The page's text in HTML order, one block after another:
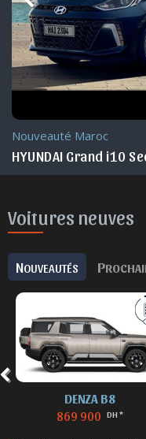
Nouveauté Maroc
HYUNDAI Grand i10
Voitures neuves
NOUVEAUTÉS P
DENZA B8
869 900 DH *